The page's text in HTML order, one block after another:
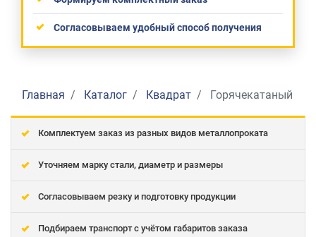
Согласовываем удобный способ получения
Главная Каталог Квадрат Горячекатаный
Комплектуем заказ из разных видов металлопроката
Уточняем марку стали, диаметр и размеры
Согласовываем резку и подготовку продукции
Подбираем транспорт с учётом габаритов заказа